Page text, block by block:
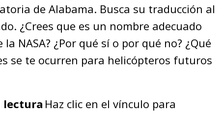
de Alabama. Busca su traducción al
¿Crees que es un nombre adecuado
NASA? ¿Por qué sí o por qué no? ¿Qué
se te ocurren para helicópteros futuros
lectura Haz clic en el vínculo para